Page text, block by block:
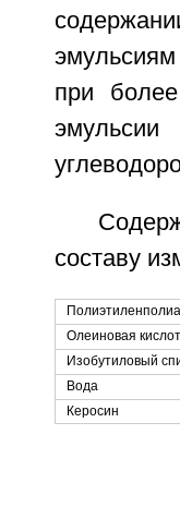
при
составу
Олеиновая
Изобутиловый
Вода
Керосин